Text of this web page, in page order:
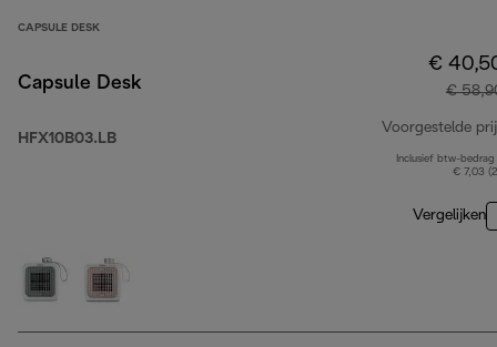
CAPSULE DESK
Capsule Desk
HFX10B03.LB
€
€
Voorgestelde
Inclusief btw-bedrag
€ 7,03
Vergelijken